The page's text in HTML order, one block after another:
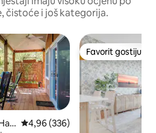
čistoće i još kategorija.
Prosječna ocjena: 4,96 od 5,
4,96 (336)
Favorit gostiju
Favorit gostiju